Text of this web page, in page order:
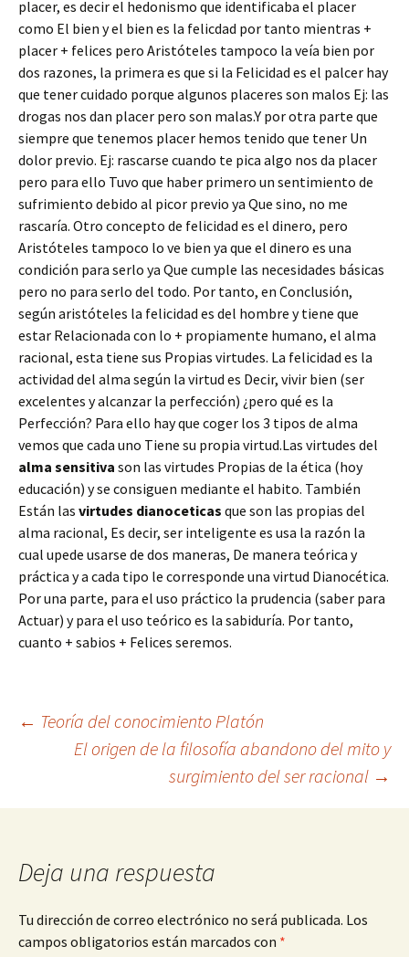
placer, es decir el hedonismo que identificaba el placer
como El bien y el bien es la felicdad por tanto mientras +
placer + felices pero Aristóteles tampoco la veía bien por
dos razones, la primera es que si la Felicidad es el palcer hay
que tener cuidado porque algunos placeres son malos Ej: las
drogas nos dan placer pero son malas.Y por otra parte que
siempre que tenemos placer hemos tenido que tener Un
dolor previo. Ej: rascarse cuando te pica algo nos da placer
pero para ello Tuvo que haber primero un sentimiento de
sufrimiento debido al picor previo ya Que sino, no me
rascaría. Otro concepto de felicidad es el dinero, pero
Aristóteles tampoco lo ve bien ya que el dinero es una
condición para serlo ya Que cumple las necesidades básicas
pero no para serlo del todo. Por tanto, en Conclusión,
según aristóteles la felicidad es del hombre y tiene que
estar Relacionada con lo + propiamente humano, el alma
racional, esta tiene sus Propias virtudes. La felicidad es la
actividad del alma según la virtud es Decir, vivir bien (ser
excelentes y alcanzar la perfección) ¿pero qué es la
Perfección? Para ello hay que coger los 3 tipos de alma
vemos que cada uno Tiene su propia virtud.Las virtudes del
alma sensitiva son las virtudes Propias de la ética (hoy
educación) y se consiguen mediante el habito. También
Están las virtudes dianoceticas que son las propias del
alma racional, Es decir, ser inteligente es usa la razón la
cual upede usarse de dos maneras, De manera teórica y
práctica y a cada tipo le corresponde una virtud Dianocética.
Por una parte, para el uso práctico la prudencia (saber para
Actuar) y para el uso teórico es la sabiduría. Por tanto,
cuanto + sabios + Felices seremos.
Navegación
← Teoría del conocimiento Platón
El origen de la filosofía abandono del mito y
surgimiento del ser racional →
Deja una respuesta
Tu dirección de correo electrónico no será publicada. Los
campos obligatorios están marcados con *